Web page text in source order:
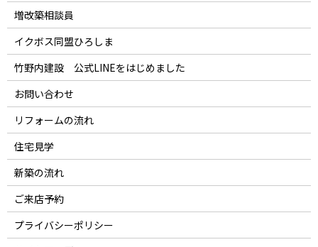
増改築相談員
イクボス同盟ひろしま
竹野内建設 公式LINEをはじめました
お問い合わせ
リフォームの流れ
住宅見学
新築の流れ
ご来店予約
プライバシーポリシー